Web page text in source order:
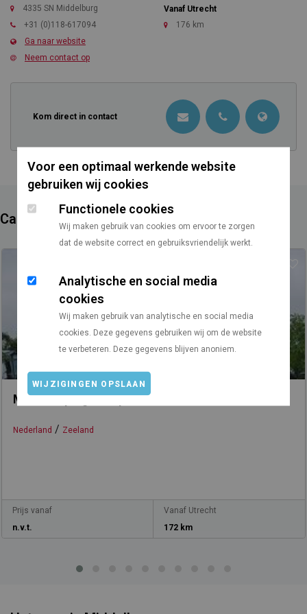
Voor een optimaal werkende website
gebruiken wij cookies
Functionele cookies
Wij maken gebruik van cookies om ervoor te zorgen
dat de website correct en gebruiksvriendelijk werkt.
Analytische en social media
cookies
Wij maken gebruik van analytische en social media
cookies. Deze gegevens gebruiken wij om de website
te verbeteren. Deze gegevens blijven anoniem.
WIJZIGINGEN OPSLAAN
4335 SN Middelburg
+31 (0)118-617094
Ga naar website
Neem contact op
Vanaf Utrecht
176 km
Kom direct in contact
Campings in de buurt
Mini camping Pitteperk
Nederland / Zeeland
Prijs vanaf
n.v.t.
Vanaf Utrecht
172 km